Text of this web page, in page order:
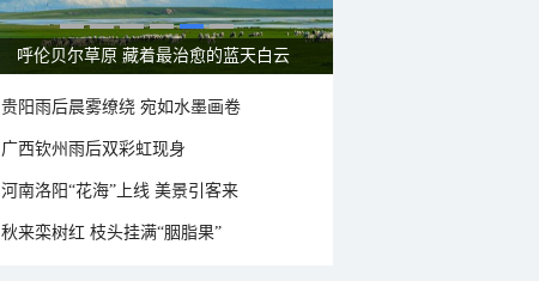
呼伦贝尔草原 藏着最治愈的蓝天白云
贵阳雨后晨雾缭绕 宛如水墨画卷
广西钦州雨后双彩虹现身
河南洛阳“花海”上线 美景引客来
秋来栾树红 枝头挂满“胭脂果”